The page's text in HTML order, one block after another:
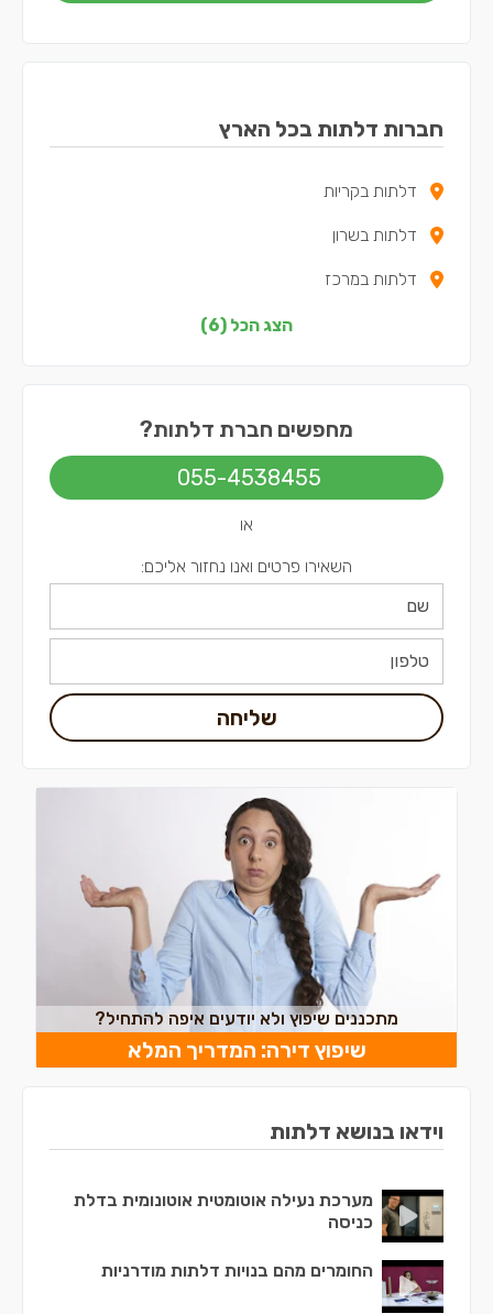
חברות דלתות בכל הארץ
דלתות בקריות
דלתות בשרון
דלתות במרכז
דלתות בירושלים
הצג הכל (6)
מחפשים חברת דלתות?
055-4538455
או
השאירו פרטים ואנו נחזור אליכם:
שליחה
מתכננים שיפוץ ולא יודעים איפה להתחיל?
שיפוץ דירה: המדריך המלא
וידאו בנושא דלתות
מערכת נעילה אוטומטית אוטונומית בדלת
כניסה
החומרים מהם בנויות דלתות מודרניות